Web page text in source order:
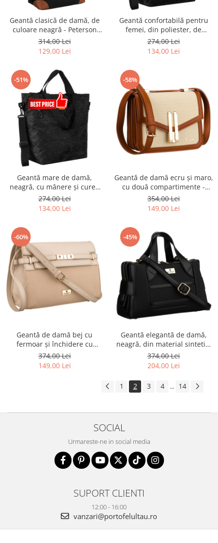
Geantă clasică de damă, de
culoare neagră - Peterson
PTR-PTN CSM-16-8038 BL
314,00 Lei
129,00 Lei
Geantă confortabilă pentru
femei, din poliester, de
culoare neagră - Rovicky PTR-
R-TZ15605-2486 BLACK
274,00 Lei
134,00 Lei
-51%
Geantă mare de damă,
neagră, cu mânere și curea
reglabilă - Rovicky PTR-R-
TZ15605-2448 BLACK
274,00 Lei
134,00 Lei
-58%
Geantă de damă ecru și maro,
cu două compartimente -
Peterson PTR-PTN DALIA
ECRU-BROWN
354,00 Lei
149,00 Lei
-60%
Geantă de damă bej cu
fermoar și închidere cu
magnet - Peterson PTR-PTN
KONWALIA BEIGE
374,00 Lei
149,00 Lei
-45%
Geantă elegantă de damă,
neagră, din material sintetic,
închisă cu fermoar - Peterson
PTR-PTN FORSYCJA BLACK
374,00 Lei
204,00 Lei
1 2 3 4 ... 14
SOCIAL
Urmareste-ne in social media
SUPORT CLIENTI
12:00 - 16:00
vanzari@portofelultau.ro